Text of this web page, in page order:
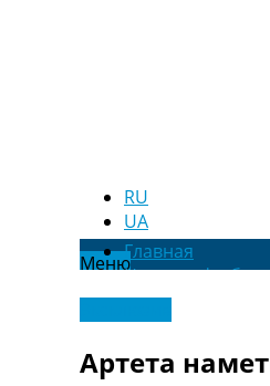
RU
UA
МенюГлавная
Новости
Видео
Трансферы
Артета